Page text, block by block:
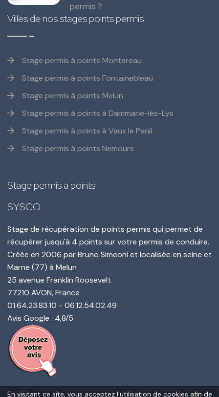
Stage permis a points
SYSCO
Stage de récupération de points permis qui permet de
récupérer jusqu'à 4 points sur votre permis de conduire.
Créée en 2006 parBruno Simeoni et localisée en seine et
Marne (77) à Melun
25 avenue Franklin Roosevelt
77210 AVON, France
01.64.23.83.10 - 06.12.54.02.49
Avis Google : 4,8/5
Villes de nos stages points permis
Stage permis à points Montereau
Stage permis à points Fontainebleau
Stage permis à points Melun
Stage permis à points à Dammarie-lès-Lys
Stage permis à points à Vaux le Penil
Stage permis à points Nemours
permis ?
En visitant ce site, vous acceptez l'utilisation de cookies afin de